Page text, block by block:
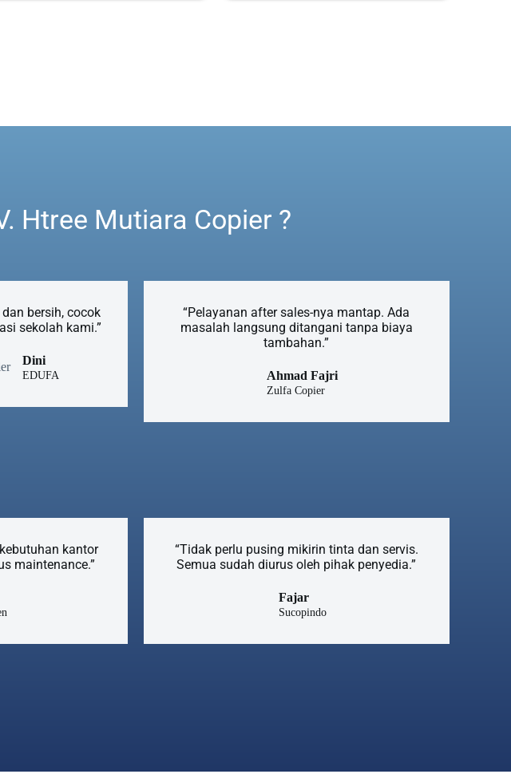
Htree Mutiara Copier ?
bersih, cocok
sekolah kami.”
Dini
EDUFA
“Pelayanan after sales-nya mantap. Ada
masalah langsung ditangani tanpa biaya
tambahan.”
Ahmad Fajri
Zulfa Copier
kantor
maintenance.”
“Tidak perlu pusing mikirin tinta dan servis.
Semua sudah diurus oleh pihak penyedia.”
Fajar
Sucopindo